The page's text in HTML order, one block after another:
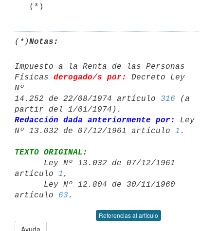
   (*)
(*)Notas:
Impuesto a la Renta de las Personas
Físicas derogado/s por:
Decreto Ley
Nº
14.252 de 22/08/1974 artículo 316 (a
Redacción dada anteriormente por:
Ley
Nº 13.032 de 07/12/1961 artículo 1
TEXTO ORIGINAL:
artículo 1 ,
artículo 63
Referencias al artículo
Ayuda